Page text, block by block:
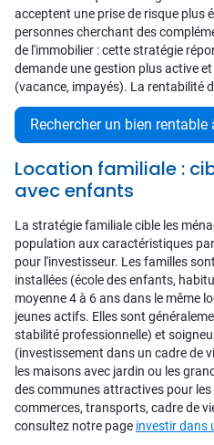
acceptent une prise de risque plus
personnes cherchant des
de l'immobilier : cette stratégie
demande une gestion plus active
(vacance, impayés). La rentabilité
Rechercher un bien rentable
Location familiale :
avec enfants
La stratégie familiale cible les
population aux caractéristiques
pour l'investisseur. Les familles
installées (école des enfants,
moyenne 4 à 6 ans dans le même
jeunes actifs. Elles sont
stabilité professionnelle) et
(investissement dans un cadre de
les maisons avec jardin ou les
des communes attractives pour les
commerces, transports, cadre de
consultez notre page investir dans